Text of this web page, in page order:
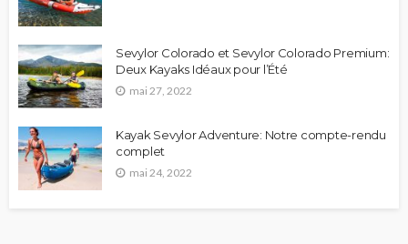
Sevylor Colorado et Sevylor Colorado Premium:
Deux Kayaks Idéaux pour l’Été
mai 27, 2022
Kayak Sevylor Adventure: Notre compte-rendu
complet
mai 24, 2022